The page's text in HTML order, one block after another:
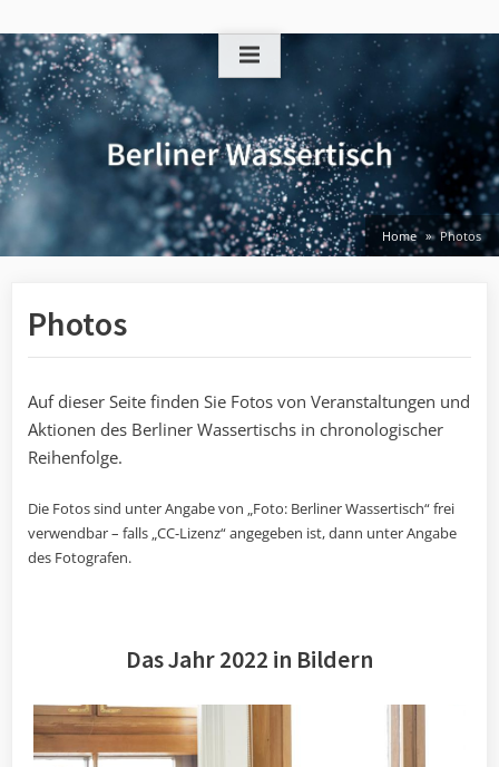
to
content
Home Photos
Photos
Auf dieser Seite finden Sie Fotos von Veranstaltungen und
Aktionen des Berliner Wassertischs in chronologischer
Reihenfolge.
Die Fotos sind unter Angabe von „Foto: Berliner Wassertisch“ frei
verwendbar – falls „CC-Lizenz“ angegeben ist, dann unter Angabe
des Fotografen.
Das Jahr 2022 in Bildern